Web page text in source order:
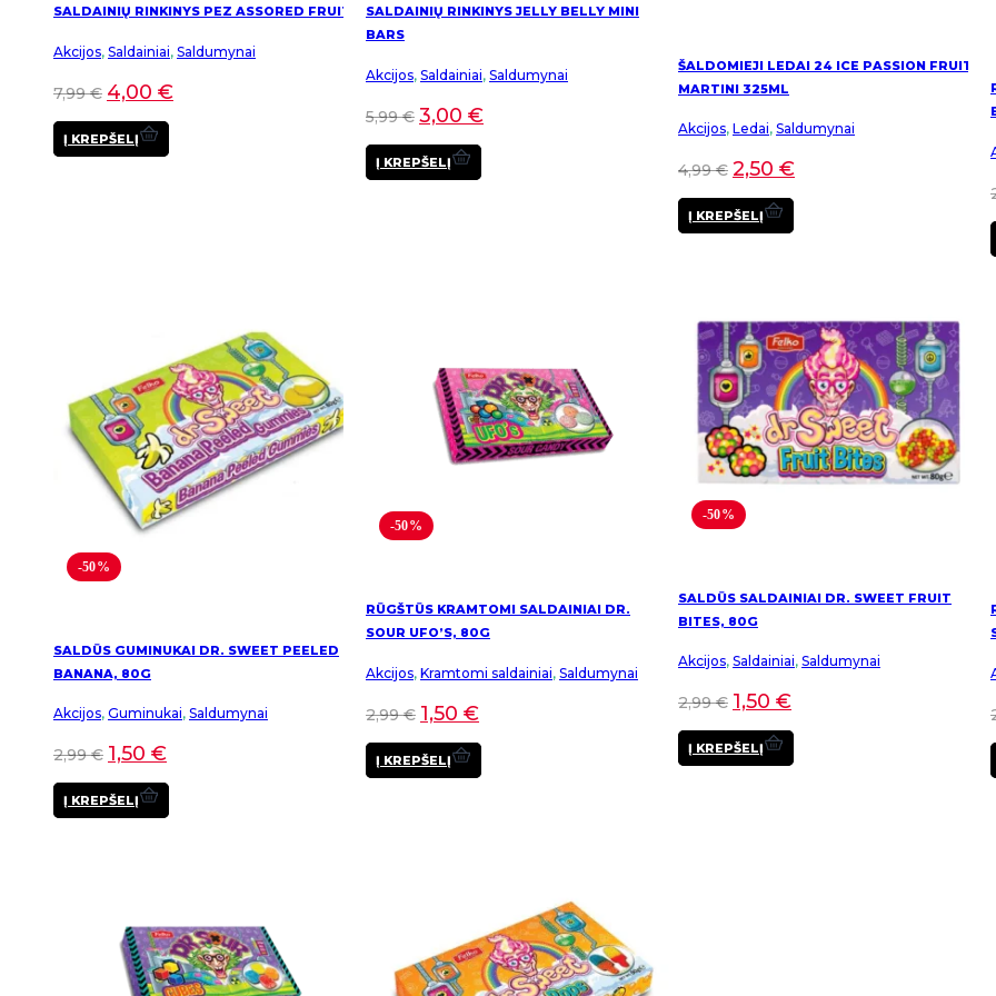
SALDAINIŲ RINKINYS PEZ ASSORED FRUIT
Akcijos, Saldainiai, Saldumynai
7,99€ 4,00 €
Į KREPŠELĮ
SALDAINIŲ RINKINYS JELLY BELLY MINI
BARS
Akcijos, Saldainiai, Saldumynai
5,99€ 3,00 €
Į KREPŠELĮ
ŠALDOMIEJI LEDAI 24 ICE PASSION FRUIT
MARTINI 325ML
Akcijos, Ledai, Saldumynai
4,99€ 2,50 €
Į KREPŠELĮ
-50%
SALDŪS GUMINUKAI DR. SWEET PEELED
BANANA, 80G
Akcijos, Guminukai, Saldumynai
2,99€ 1,50 €
Į KREPŠELĮ
-50%
RŪGŠTŪS KRAMTOMI SALDAINIAI DR.
SOUR UFO’S, 80G
Akcijos, Kramtomi saldainiai, Saldumynai
2,99€ 1,50 €
Į KREPŠELĮ
-50%
SALDŪS SALDAINIAI DR. SWEET FRUIT
BITES, 80G
Akcijos, Saldainiai, Saldumynai
2,99€ 1,50 €
Į KREPŠELĮ